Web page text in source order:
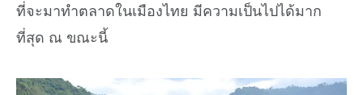
ที่จะมาทำตลาดในเมืองไทย มีความเป็นไปได้มาก
ที่สุด ณ ขณะนี้